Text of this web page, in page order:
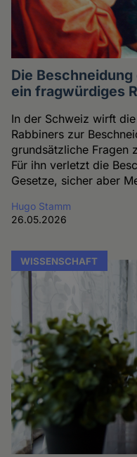
Die
ein fragwürdiges
In der Schweiz wirft
Rabbiners zur
grundsätzliche Fragen
Für ihn verletzt die
Gesetze, sicher aber
Hugo Stamm
26.05.2026
WISSENSCHAFT